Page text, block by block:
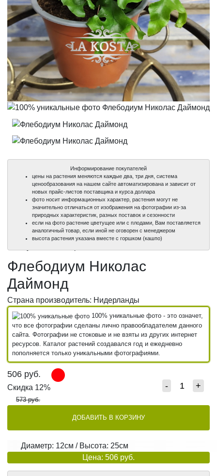
100%
100%
Информирование покупателей
цены на растения меняются каждые два, три дня, система
ценообразования на нашем сайте автоматизирована и зависит от
новых прайс-листов поставщика и курса доллара
фото носит информационных характер, растения могут не
значительно отличаться от изображения на фотографии из-за
природных характеристик, разных поставок и сезонности
если на фото растение цветущее или с плодами, Вам поставляется
аналогичный товар, если иной не оговорен с менеджером
высота растения указана вместе с горшком (кашпо)
Флебодиум Николас
Даймонд
Страна производитель: Нидерланды
100% уникальные фото - это означет,
что все фотографии сделаны лично правообладателем данного
сайта. Фотографии не стоковые и не взяты из других интернет
ресурсов. Каталог растений создавался год и ежедневно
пополняется только уникальными фотографиями.
506 руб.
Скидка 12%
573 руб.
- +
ДОБАВИТЬ В КОРЗИНУ
Диаметр: 12см / Высота: 25см
Цена: 506 руб.